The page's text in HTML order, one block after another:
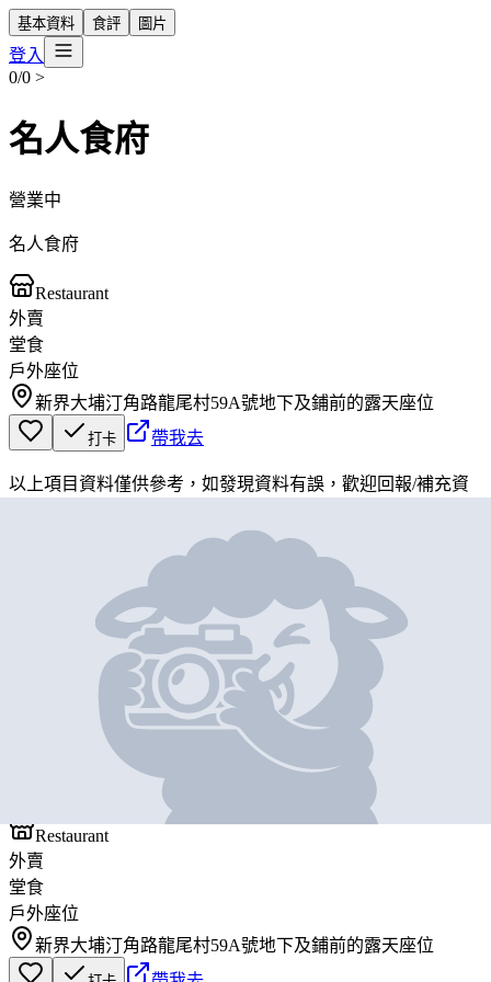
基本資料 食評 圖片
登入
0/0 >
名人食府
營業中
名人食府
Restaurant
外賣
堂食
戶外座位
新界大埔汀角路龍尾村59A號地下及鋪前的露天座位
打卡 帶我去
以上項目資料僅供參考，如發現資料有誤，歡迎回報/補充資
名人食府
Restaurant
外賣
堂食
戶外座位
新界大埔汀角路龍尾村59A號地下及鋪前的露天座位